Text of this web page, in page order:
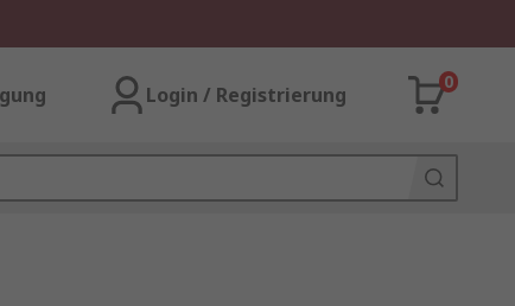
Login / Registrierung
0